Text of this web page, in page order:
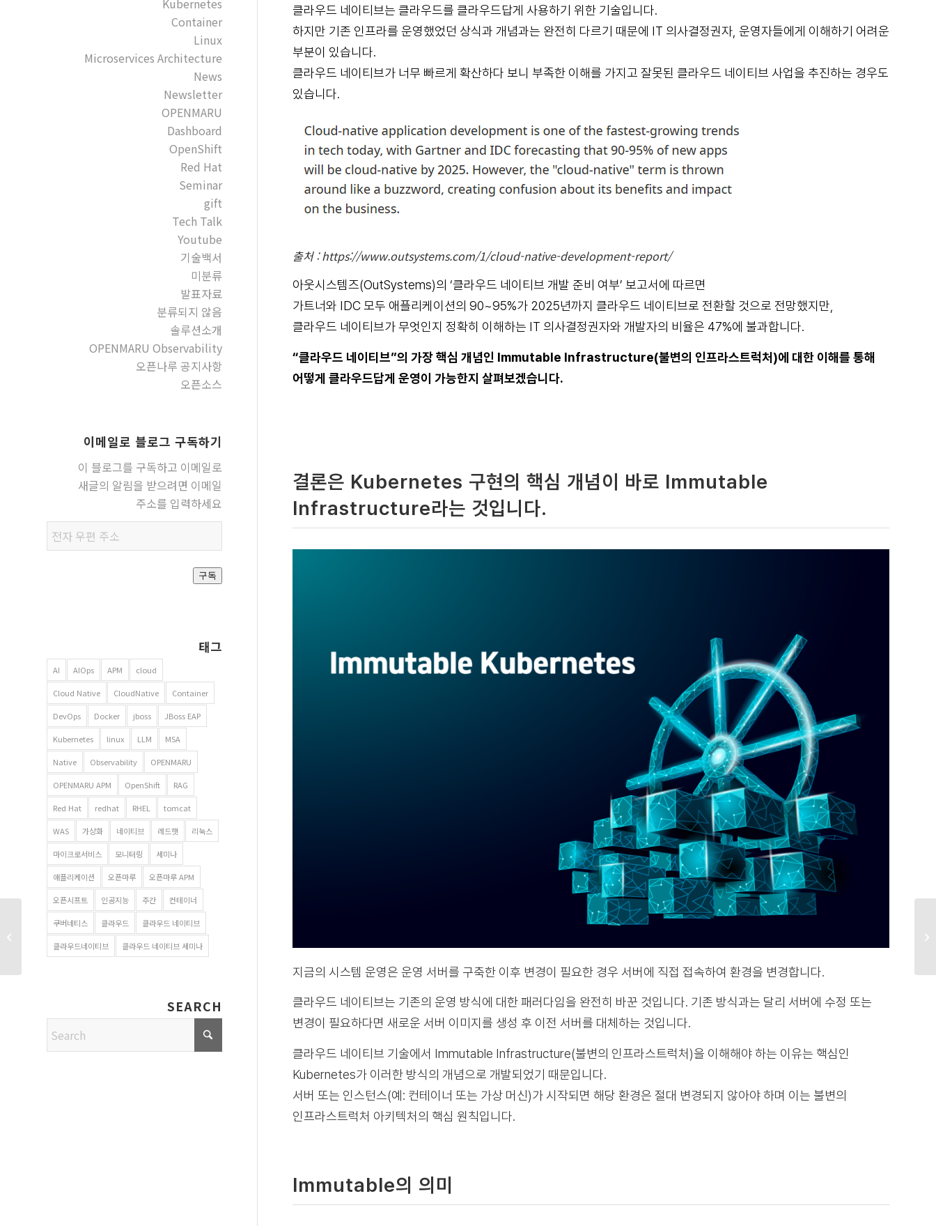
클라우드 네이티브는 클라우드를 클라우드답게 사용하기 위한 기술입니다.
하지만 기존 인프라를 운영했었던 상식과 개념과는 완전히 다르기 때문에 IT 의사결정권자, 운영자들에게 이해하기 어려운
부분이 있습니다.
클라우드 네이티브가 너무 빠르게 확산하다 보니 부족한 이해를 가지고 잘못된 클라우드 네이티브 사업을 추진하는 경우도
있습니다.
출처 : https://www.outsystems.com/1/cloud-native-development-report/
아웃시스템즈(OutSystems)의 ‘클라우드 네이티브 개발 준비 여부’ 보고서에 따르면
가트너와 IDC 모두 애플리케이션의 90~95%가 2025년까지 클라우드 네이티브로 전환할 것으로 전망했지만,
클라우드 네이티브가 무엇인지 정확히 이해하는 IT 의사결정권자와 개발자의 비율은 47%에 불과합니다.
“클라우드 네이티브”의 가장 핵심 개념인 Immutable Infrastructure(불변의 인프라스트럭처)에 대한 이해를 통해
어떻게 클라우드답게 운영이 가능한지 살펴보겠습니다.
결론은 Kubernetes 구현의 핵심 개념이 바로 Immutable
Infrastructure라는 것입니다.
지금의 시스템 운영은 운영 서버를 구축한 이후 변경이 필요한 경우 서버에 직접 접속하여 환경을 변경합니다.
클라우드 네이티브는 기존의 운영 방식에 대한 패러다임을 완전히 바꾼 것입니다. 기존 방식과는 달리 서버에 수정 또는
변경이 필요하다면 새로운 서버 이미지를 생성 후 이전 서버를 대체하는 것입니다.
클라우드 네이티브 기술에서 Immutable Infrastructure(불변의 인프라스트럭처)을 이해해야 하는 이유는 핵심인
Kubernetes가 이러한 방식의 개념으로 개발되었기 때문입니다.
서버 또는 인스턴스(예: 컨테이너 또는 가상 머신)가 시작되면 해당 환경은 절대 변경되지 않아야 하며 이는 불변의
인프라스트럭처 아키텍처의 핵심 원칙입니다.
Immutable의 의미
Kubernetes
Container
Linux
Microservices Architecture
News
Newsletter
OPENMARU
Dashboard
OpenShift
Red Hat
Seminar
gift
Tech Talk
Youtube
기술백서
미분류
발표자료
분류되지 않음
솔루션소개
OPENMARU Observability
오픈나루 공지사항
오픈소스
이메일로 블로그 구독하기
이 블로그를 구독하고 이메일로
새글의 알림을 받으려면 이메일
주소를 입력하세요
우편
주소
구독
태그
AI AIOps APM cloud
Cloud Native CloudNative Container
DevOps Docker jboss JBoss EAP
Kubernetes linux LLM MSA
Native Observability OPENMARU
OPENMARU APM OpenShift RAG
Red Hat redhat RHEL tomcat
WAS 가상화 네이티브 레드햇 리눅스
마이크로서비스 모니터링 세미나
애플리케이션 오픈마루 오픈마루 APM
오픈시프트 인공지능 주간 컨테이너
쿠버네티스 클라우드 클라우드 네이티브
클라우드네이티브 클라우드 네이티브 세미나
SEARCH
컨테이너 와 VM의 공존 –
클라우드 네이티브
가상화가...